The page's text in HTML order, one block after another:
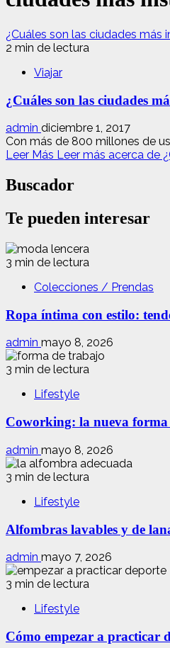
¿Cuáles son las ciudades
2 min de lectura
Viajar
¿Cuáles son las ciudades
admin diciembre 1, 2017
Con más de 800 millones de
Leer Más Leer más acerca de
Buscador
Te pueden interesar
3 min de lectura
Colecciones / Prendas
Ropa íntima con estilo:
admin mayo 8, 2026
3 min de lectura
Lifestyle
Coworking: la nueva forma
admin mayo 8, 2026
3 min de lectura
Lifestyle
Alfombras lavables y de
admin mayo 7, 2026
3 min de lectura
Lifestyle
Cómo empezar a practicar